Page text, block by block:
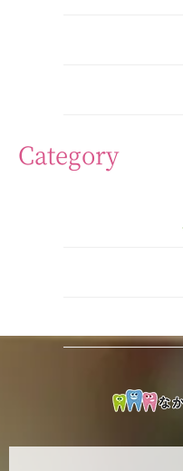
Category